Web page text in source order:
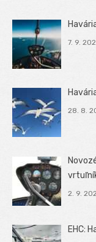
7. 9.
28. 8.
2. 9.
EHC: